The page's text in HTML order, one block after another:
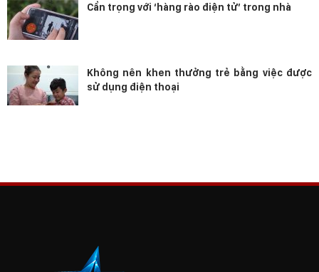
Cẩn trọng với ‘hàng rào điện tử’ trong nhà
Không nên khen thưởng trẻ bằng việc được
sử dụng điện thoại